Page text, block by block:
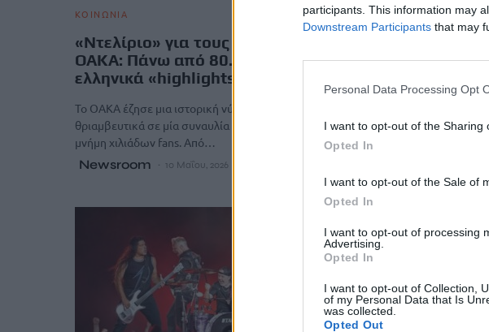
participants. This information may
Downstream Participants that may
Personal Data Processing Opt
I want to opt-out of the Sharing
Opted In
I want to opt-out of the Sale of
Opted In
I want to opt-out of processing
Advertising.
Opted In
I want to opt-out of Collection,
of my Personal Data that Is
was collected.
Opted Out
ΚΟΙΝΩΝΙΑ
«Ντελίριο» για τους Metallica στο
ΟΑΚΑ: Πάνω από 80.000 κόσμου - Τα
ελληνικά «highlights» που ξεσήκωσαν
Το ΟΑΚΑ έζησε μια ιστορική νύχτα. Οι Metallica επέστρεψαν
θριαμβευτικά σε μία συναυλία που θα μείνει χαραγμένη στη
μνήμη χιλιάδων fans. Από…
Newsroom 10 Μαΐου, 2026
ΠΟΛΙΤΙΚΗ
Ο Νίκος
Ανδρουλάκης
πρόταση